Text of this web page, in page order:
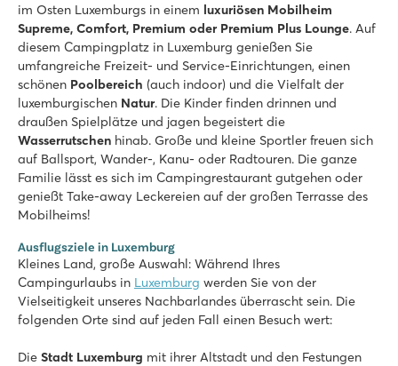
im Osten Luxemburgs in einem luxuriösen Mobilheim
Supreme, Comfort, Premium oder Premium Plus Lounge. Auf
diesem Campingplatz in Luxemburg genießen Sie
umfangreiche Freizeit- und Service-Einrichtungen, einen
schönen Poolbereich (auch indoor) und die Vielfalt der
luxemburgischen Natur. Die Kinder finden drinnen und
draußen Spielplätze und jagen begeistert die
Wasserrutschen hinab. Große und kleine Sportler freuen sich
auf Ballsport, Wander-, Kanu- oder Radtouren. Die ganze
Familie lässt es sich im Campingrestaurant gutgehen oder
genießt Take-away Leckereien auf der großen Terrasse des
Mobilheims!
Ausflugsziele in Luxemburg
Kleines Land, große Auswahl: Während Ihres
Campingurlaubs in Luxemburg werden Sie von der
Vielseitigkeit unseres Nachbarlandes überrascht sein. Die
folgenden Orte sind auf jeden Fall einen Besuch wert:
Die Stadt Luxemburg mit ihrer Altstadt und den Festungen